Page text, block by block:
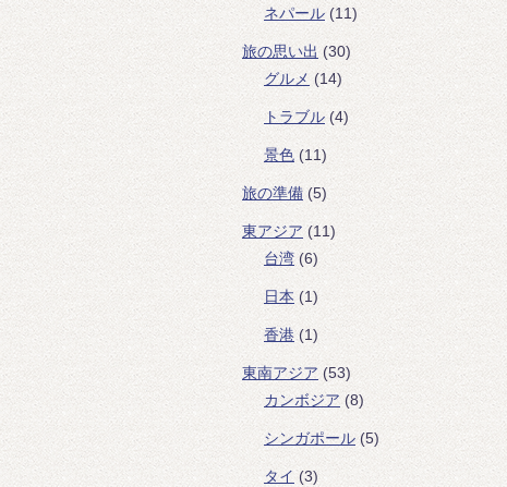
ネパール(11)
旅の思い出 (30)
グルメ (14)
トラブル (4)
景色 (11)
旅の準備 (5)
東アジア (11)
台湾 (6)
日本 (1)
香港(1)
東南アジア (53)
カンボジア (8)
シンガポール (5)
タイ (3)